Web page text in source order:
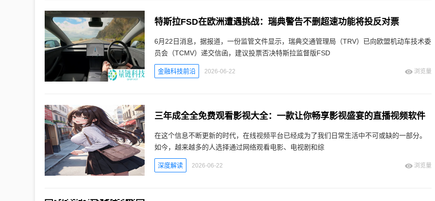
特斯拉FSD在欧洲遭遇挑战：瑞典警告不删超速功能将投反对票
6月22日消息，据报道，一份监管文件显示，瑞典交通管理局（TRV）已向欧盟机动车技术委
员会（TCMV）递交信函，建议投票否决特斯拉监督版FSD
金融科技前沿 2026-06-22 浏览量
三年成全全免费观看影视大全：一款让你畅享影视盛宴的直播视频软件
在这个信息不断更新的时代，在线视频平台已经成为了我们日常生活中不可或缺的一部分。
如今，越来越多的人选择通过网络观看电影、电视剧和综
深度解读 2026-06-22 浏览量